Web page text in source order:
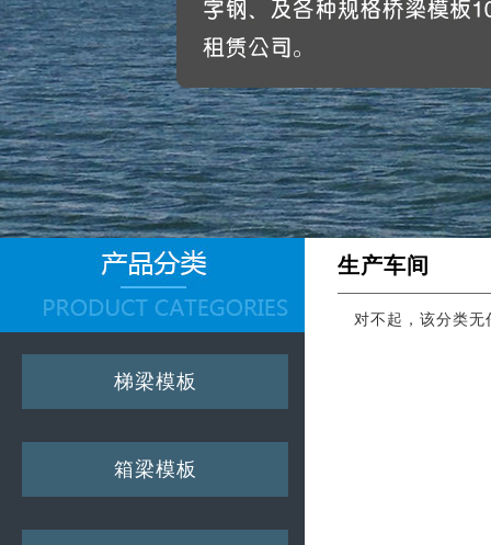
梯梁模板
箱梁模板
生产车间
对不起，该分类无